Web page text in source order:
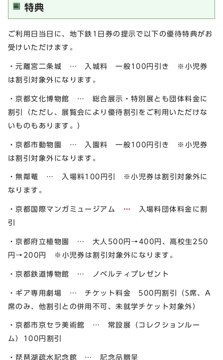
特典
ご利用日当日に、地下鉄1日券の提示で以下の優待特典がお
受けいただけます。
・元離宮二条城 … 入城料 一般100円引き ※小児券
は割引対象外になります。
・京都文化博物館 … 総合展示・特別展とも団体料金に
割引（ただし、展覧会により優待割引をご利用いただけな
いものもあります。）
・京都市動物園 … 入園料 一般100円引き ※小児券
は割引対象外になります。
・無鄰菴 … 入場料100円引 ※小児券は割引対象外に
なります。
・京都国際マンガミュージアム …
入場料団体料金に割
引
・京都府立植物園 … 大人500円→400円、高校生250
円→200円 ※小児券は割引対象外になります。
・京都鉄道博物館 … ノベルティプレゼント
・ギア専用劇場 … チケット料金 500円割引（S席、A
席のみ、他割引との併用不可、未就学チケット対象外）
・京都市京セラ美術館 … 常設展（コレクションルー
ム）100円割引
・琵琶湖疏水記念館 … 記念品贈呈